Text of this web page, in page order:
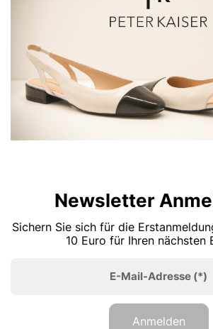
Newsletter
Sichern Sie sich für die
10 Euro für Ihren nächsten
E-Mail-Adresse (*)
Anmelden